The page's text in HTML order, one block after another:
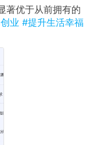
著优于从前拥有的
业 #提升生活幸福